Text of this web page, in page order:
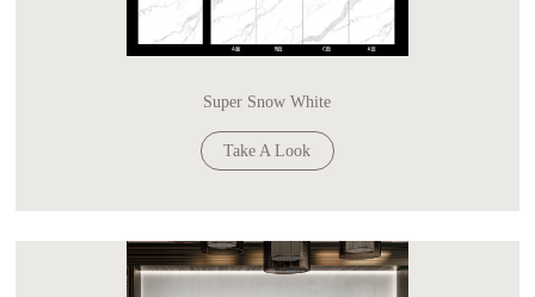
Super Snow White
Take A Look